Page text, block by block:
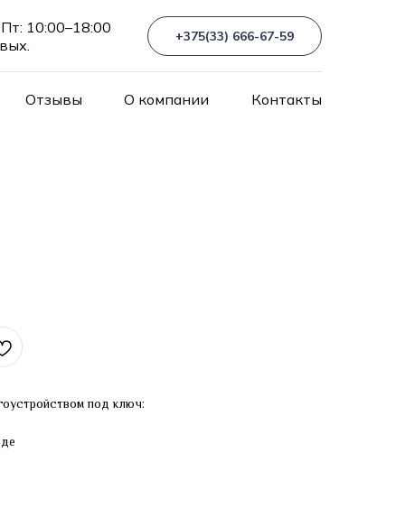
10:00–18:00
+375(33) 666-67-59
Отзывы О компании Контакты
под ключ: